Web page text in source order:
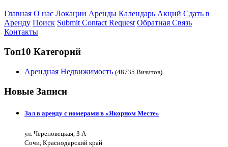
Главная О нас Локации Аренды Календарь Акций Сдать в
Аренду Поиск Submit Contact Request Обратная Связь
Контакты
Топ10 Категорий
Арендная Недвижимость (48735 Визитов)
Новые Записи
Зал в аренду с номерами в «Якорном Месте»
ул. Череповецкая, 3 А
Сочи, Краснодарский край